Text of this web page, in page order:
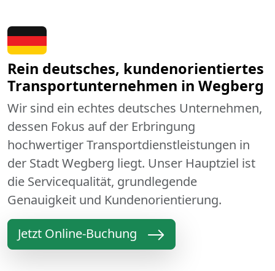
Rein deutsches, kundenorientiertes
Transportunternehmen in Wegberg
Wir sind ein echtes deutsches Unternehmen,
dessen Fokus auf der Erbringung
hochwertiger Transportdienstleistungen in
der Stadt Wegberg liegt. Unser Hauptziel ist
die Servicequalität, grundlegende
Genauigkeit und Kundenorientierung.
Jetzt Online-Buchung